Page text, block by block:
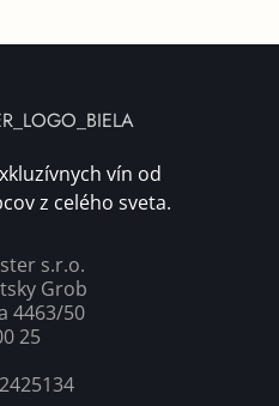
vín od
z celého sveta.
s.r.o.
Grob
4463/50
25